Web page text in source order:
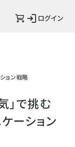
ログイン
ョン戦略
」で挑む
ーション